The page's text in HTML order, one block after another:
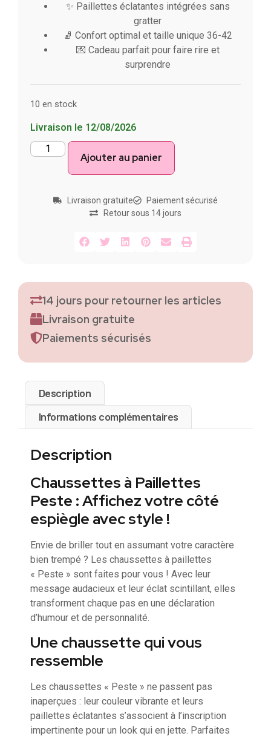
✨ Paillettes éclatantes intégrées sans
gratter
🧦 Confort optimal et taille unique 36-42
💌 Cadeau parfait pour faire rire et
surprendre
10 en stock
Livraison le 12/08/2026
Ajouter au panier
Livraison gratuite
Paiement sécurisé
Retour sous 14 jours
14 jours pour retourner les articles
Livraison gratuite
Paiements sécurisés
Description
Informations complémentaires
Description
Chaussettes à Paillettes
Peste : Affichez votre côté
espiègle avec style !
Envie de briller tout en assumant votre caractère
bien trempé ? Les chaussettes à paillettes
« Peste » sont faites pour vous ! Avec leur
message audacieux et leur éclat scintillant, elles
transforment chaque pas en une déclaration
d’humour et de personnalité.
Une chaussette qui vous
ressemble
Les chaussettes « Peste » ne passent pas
inaperçues : leur couleur vibrante et leurs
paillettes éclatantes s’associent à l’inscription
impertinente pour un look qui en jette. Parfaites